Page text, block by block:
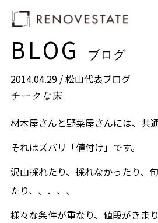
BLOG ブログ
2014.04.29 /松山代表ブログ
チークな床
材木屋さんと野菜屋さんには、共
それはズバリ「値付け」です。
沢山採れたり、採れなかったり、
たり、、、、、
様々な条件が重なり、値段がきまり